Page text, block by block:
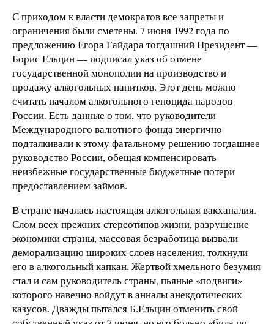
С приходом к власти демократов все запреты и
ограничения были сметены. 7 июня 1992 года по
предложению Егора Гайдара тогдашний Президент —
Борис Ельцин — подписал указ об отмене
государственной монополии на производство и
продажу алкогольных напитков. Этот день можно
считать началом алкогольного геноцида народов
России. Есть данные о том, что руководители
Международного валютного фонда энергично
подталкивали к этому фатальному решению тогдашнее
руководство России, обещая компенсировать
неизбежные государственные бюджетные потери
предоставлением займов.
В стране началась настоящая алкогольная вакханалия.
Слом всех прежних стереотипов жизни, разрушение
экономики страны, массовая безработица вызвали
деморализацию широких слоев населения, толкнули
его в алкогольный капкан. Жертвой хмельного безумия
стал и сам руководитель страны, пьяные «подвиги»
которого навечно войдут в анналы анекдотических
казусов. Дважды пытался Б.Ельцин отменить свой